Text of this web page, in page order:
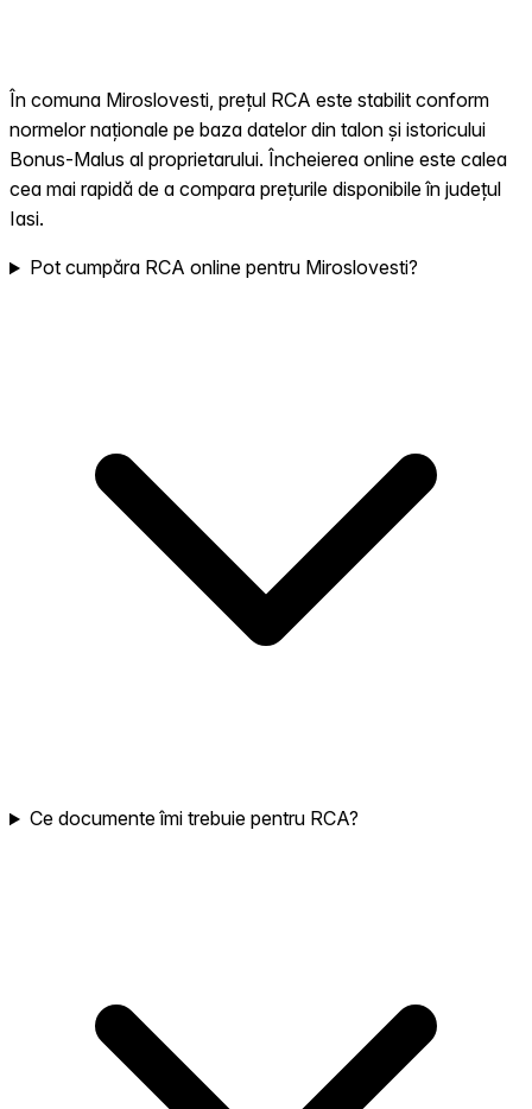
În comuna Miroslovesti, prețul RCA este stabilit conform
normelor naționale pe baza datelor din talon și istoricului
Bonus-Malus al proprietarului. Încheierea online este calea
cea mai rapidă de a compara prețurile disponibile în județul
Iasi.
Pot cumpăra RCA online pentru Miroslovesti?
Ce documente îmi trebuie pentru RCA?